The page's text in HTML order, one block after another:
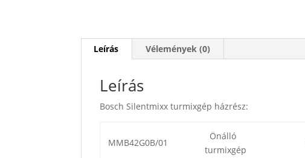
Leírás Vélemények (0)
Leírás
Bosch Silentmixx turmixgép házrész:
MMB42G0B/01
Önálló
turmixgép